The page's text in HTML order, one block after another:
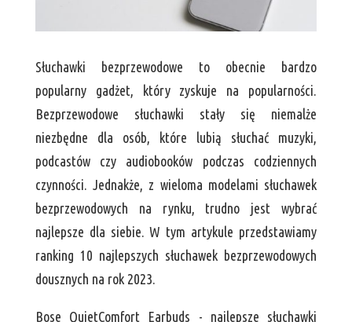
Słuchawki bezprzewodowe to obecnie bardzo
popularny gadżet, który zyskuje na popularności.
Bezprzewodowe słuchawki stały się niemalże
niezbędne dla osób, które lubią słuchać muzyki,
podcastów czy audiobooków podczas codziennych
czynności. Jednakże, z wieloma modelami słuchawek
bezprzewodowych na rynku, trudno jest wybrać
najlepsze dla siebie. W tym artykule przedstawiamy
ranking 10 najlepszych słuchawek bezprzewodowych
dousznych na rok 2023.
Bose QuietComfort Earbuds - najlepsze słuchawki